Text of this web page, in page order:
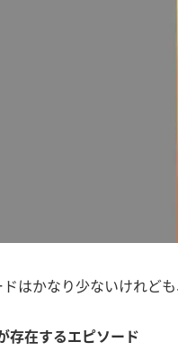
はかなり少ないけれど
存在するエピソード